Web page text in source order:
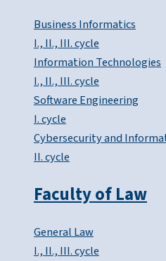
Business Informatics
I., II., III. cycle
Information Technologies
I., II., III. cycle
Software Engineering
I. cycle
Cybersecurity and
II. cycle
Faculty of Law
General Law
I., II., III. cycle